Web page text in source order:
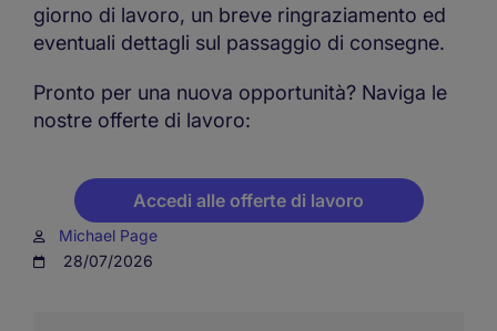
giorno di lavoro, un breve ringraziamento ed
eventuali dettagli sul passaggio di consegne.
Pronto per una nuova opportunità? Naviga le
nostre offerte di lavoro:
Accedi alle offerte di lavoro
Michael Page
28/07/2026